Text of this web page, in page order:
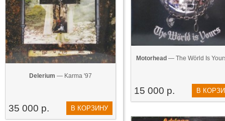
Delerium — Karma '97
35 000 р. В КОРЗИНУ
Motorhead — The Wörld Is
15 000 р. В